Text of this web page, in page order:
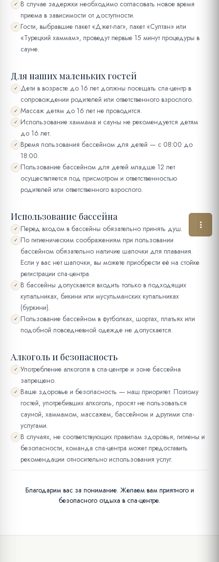
✓ В случае задержки необходимо согласовать новое время
приема в зависимости от доступности.
✓ Гости, выбравшие пакет «Джет-лаг», пакет «Султан» или
«Турецкий хаммам», проведут первые 15 минут процедуры в
сауне.
Для наших маленьких гостей
✓ Дети в возрасте до 16 лет должны посещать спа-центр в
сопровождении родителей или ответственного взрослого.
✓ Массаж детям до 16 лет не проводится.
✓ Использование хаммама и сауны не рекомендуется детям
до 16 лет.
✓ Время пользования бассейном для детей — с 08:00 до
18:00.
✓ Пользование бассейном для детей младше 12 лет
осуществляется под присмотром и ответственностью
родителей или ответственного взрослого.
Использование бассейна
✓ Перед входом в бассейны обязательно принять душ.
✓ По гигиеническим соображениям при пользовании
бассейном обязательно наличие шапочки для плавания.
Если у вас нет шапочки, вы можете приобрести её на стойке
регистрации спа-центра.
✓ В бассейны допускается входить только в подходящих
купальниках, бикини или мусульманских купальниках
(буркини).
✓ Пользование бассейном в футболках, шортах, платьях или
подобной повседневной одежде не допускается.
Алкоголь и безопасность
✓ Употребление алкоголя в спа-центре и зоне бассейна
запрещено.
✓ Ваше здоровье и безопасность — наш приоритет. Поэтому
гостей, употребивших алкоголь, просят не пользоваться
сауной, хаммамом, массажем, бассейном и другими спа-
услугами.
✓ В случаях, не соответствующих правилам здоровья, гигиены и
безопасности, команда спа-центра может предоставить
рекомендации относительно использования услуг.
Благодарим вас за понимание. Желаем вам приятного и
безопасного отдыха в спа-центре.